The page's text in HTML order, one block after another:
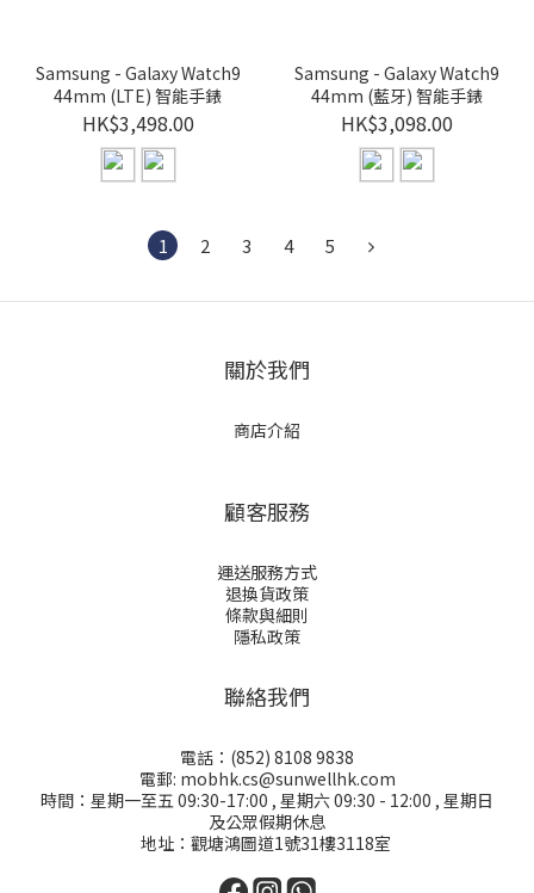
Samsung - Galaxy Watch9
44mm (LTE) 智能手錶
HK$3,498.00
Samsung - Galaxy Watch9
44mm (藍牙) 智能手錶
HK$3,098.00
1 2 3 4 5
關於我們
商店介紹
顧客服務
運送服務方式
退換貨政策
條款與細則
隱私政策
聯絡我們
電話：(852) 8108 9838
電郵: mobhk.cs@sunwellhk.com
時間：星期一至五 09:30-17:00 , 星期六 09:30 - 12:00 , 星期日
及公眾假期休息
地址：觀塘鴻圖道1號31樓3118室